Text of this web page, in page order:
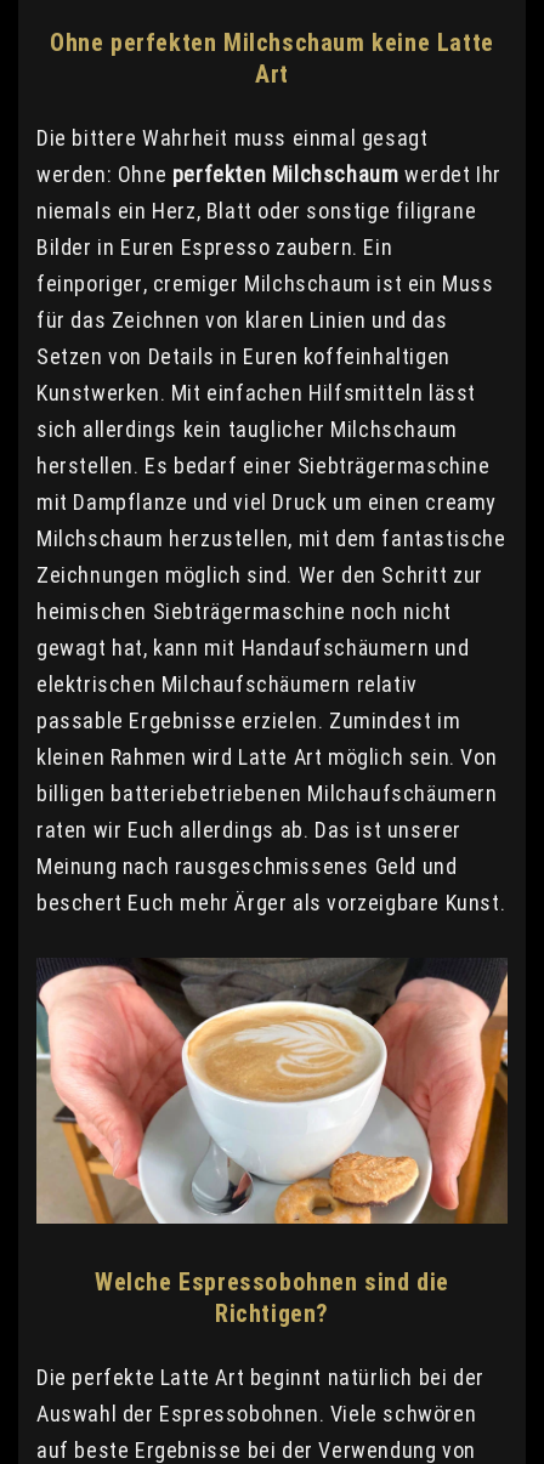
Ohne perfekten Milchschaum keine Latte
Art
Die bittere Wahrheit muss einmal gesagt
werden: Ohne perfekten Milchschaum werdet Ihr
niemals ein Herz, Blatt oder sonstige filigrane
Bilder in Euren Espresso zaubern. Ein
feinporiger, cremiger Milchschaum ist ein Muss
für das Zeichnen von klaren Linien und das
Setzen von Details in Euren koffeinhaltigen
Kunstwerken. Mit einfachen Hilfsmitteln lässt
sich allerdings kein tauglicher Milchschaum
herstellen. Es bedarf einer Siebträgermaschine
mit Dampflanze und viel Druck um einen creamy
Milchschaum herzustellen, mit dem fantastische
Zeichnungen möglich sind. Wer den Schritt zur
heimischen Siebträgermaschine noch nicht
gewagt hat, kann mit Handaufschäumern und
elektrischen Milchaufschäumern relativ
passable Ergebnisse erzielen. Zumindest im
kleinen Rahmen wird Latte Art möglich sein. Von
billigen batteriebetriebenen Milchaufschäumern
raten wir Euch allerdings ab. Das ist unserer
Meinung nach rausgeschmissenes Geld und
beschert Euch mehr Ärger als vorzeigbare Kunst.
Welche Espressobohnen sind die
Richtigen?
Die perfekte Latte Art beginnt natürlich bei der
Auswahl der Espressobohnen. Viele schwören
auf beste Ergebnisse bei der Verwendung von